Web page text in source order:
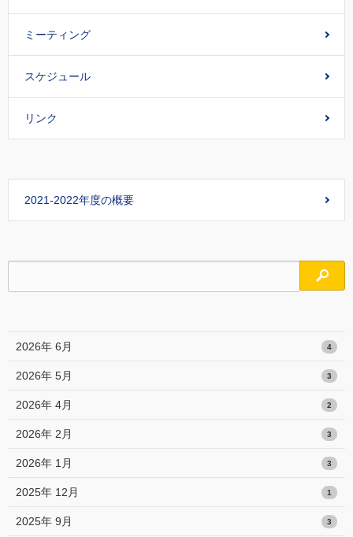
ミーティング
スケジュール
リンク
2021-2022年度の概要
検索
2026年 6月 4
2026年 5月 3
2026年 4月 2
2026年 2月 3
2026年 1月 3
2025年 12月 1
2025年 9月 3